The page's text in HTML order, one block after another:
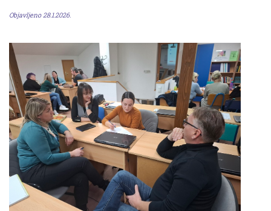
Objavljeno 28.1.2026.